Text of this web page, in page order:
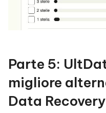
Parte 5:
migliore
Data